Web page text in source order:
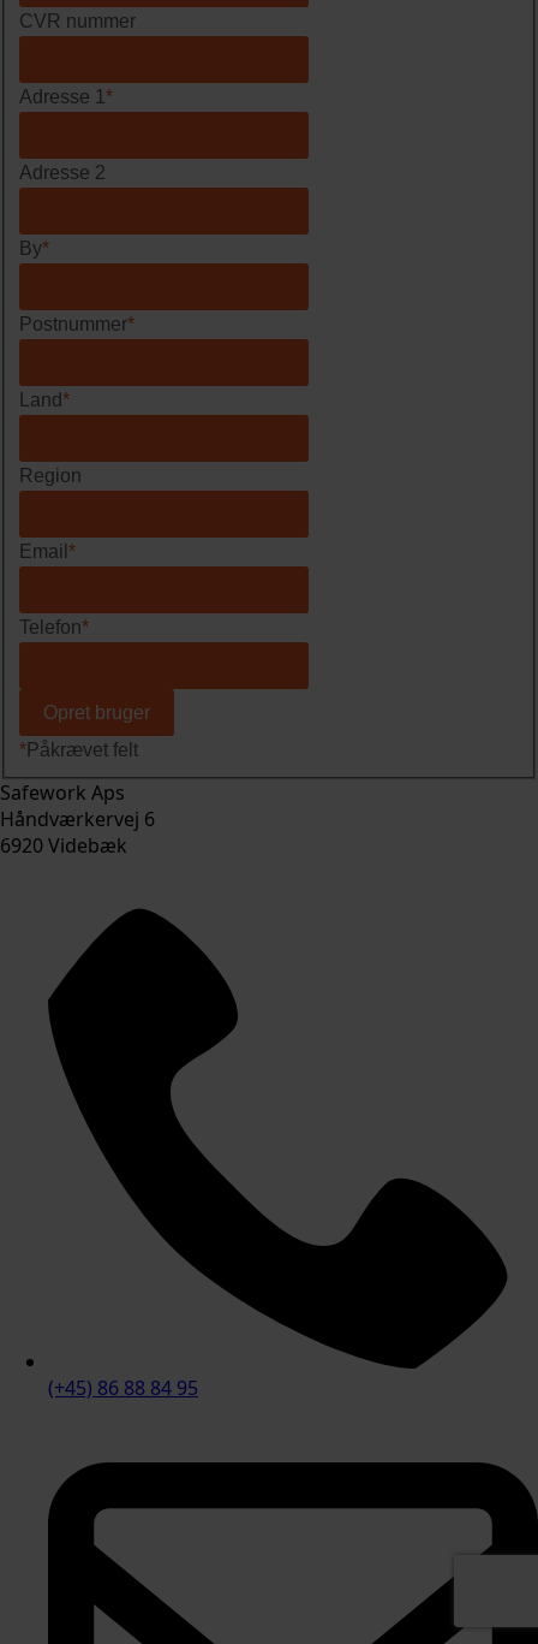
CVR nummer
Adresse 1 *
Adresse 2
By*
Postnummer*
Land*
Region
Email *
Telefon*
*Påkrævet felt
Safework Aps
Håndværkervej 6
6920 Videbæk
(+45) 86 88 84 95